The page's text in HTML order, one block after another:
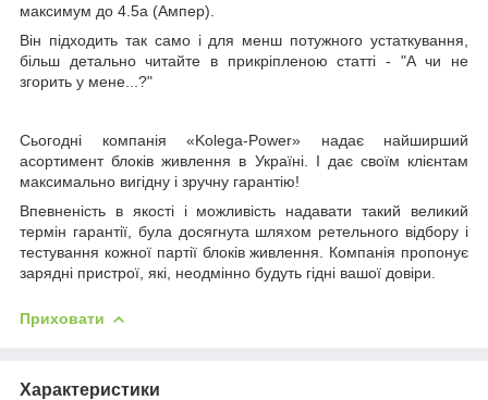
максимум до 4.5a (Ампер).
Він підходить так само і для менш потужного устаткування,
більш детально читайте в прикріпленою статті - "А чи не
згорить у мене...?"
Сьогодні компанія «Kolega-Power» надає найширший
асортимент блоків живлення в Україні. І дає своїм клієнтам
максимально вигідну і зручну гарантію!
Впевненість в якості і можливість надавати такий великий
термін гарантії, була досягнута шляхом ретельного відбору і
тестування кожної партії блоків живлення. Компанія пропонує
зарядні пристрої, які, неодмінно будуть гідні вашої довіри.
Приховати
Характеристики